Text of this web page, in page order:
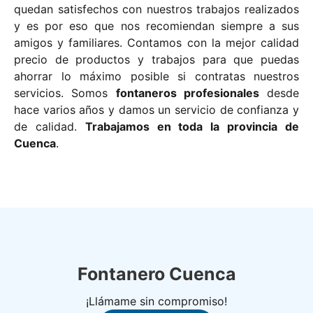
quedan satisfechos con nuestros trabajos realizados
y es por eso que nos recomiendan siempre a sus
amigos y familiares. Contamos con la mejor calidad
precio de productos y trabajos para que puedas
ahorrar lo máximo posible si contratas nuestros
servicios. Somos fontaneros profesionalesdesde
hace varios años y damos un servicio de confianza y
de calidad. Trabajamos en toda la provincia de
Cuenca.
Fontanero Cuenca
¡Llámame sin compromiso!